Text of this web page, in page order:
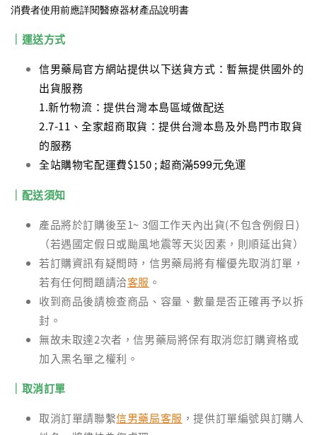
消費者使用前應詳閱醫療器材產品說明書
｜運送方式
信男藥局官方網站提供以下送貨方式：暫無提供國外的
出貨服務
1.新竹物流：提供台灣本島區域做配送
2.7-11、全家超商取貨：提供台灣本島及外島門市取貨
的服務
全站購物宅配運費$150 ; 超商滿599元免運
｜配送須知
產品將於訂購後至1~ 3個工作天內出貨(不包含例假日)
（若遇國定假日或颱風地震等天災因素，則順延出貨）
若訂購資訊有疑問時，信男藥局將有權優先取消訂單，
若有任何問題請洽客服 。
收到商品後請檢查商品、容量、數量是否正確再予以拆
封。
無故未取達2次者，信男藥局將保有取消您訂購資格或
加入黑名單之權利。
｜取消訂單
取消訂單請聯繫信男藥局客服 ，提供訂單編號與訂購人